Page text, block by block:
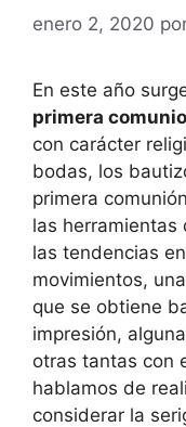
enero 2, 2020
En este año
primera
con carácter
bodas, los
primera
las herramientas
las tendencias
movimientos,
que se obtiene
impresión,
otras tantas con
hablamos de
considerar la